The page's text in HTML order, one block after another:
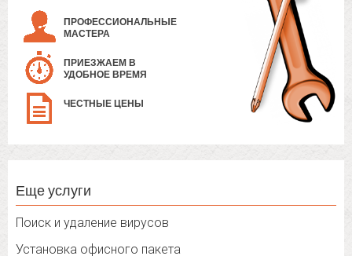
ПРОФЕССИОНАЛЬНЫЕ
МАСТЕРА
ПРИЕЗЖАЕМ В
УДОБНОЕ ВРЕМЯ
ЧЕСТНЫЕ ЦЕНЫ
Еще услуги
Поиск и удаление вирусов
Установка офисного пакета